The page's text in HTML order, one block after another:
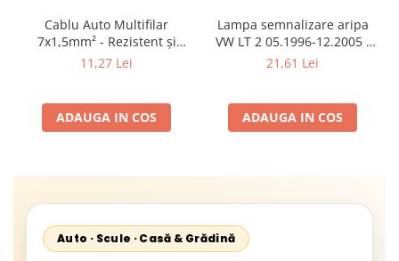
Cablu Auto Multifilar
7x1,5mm² - Rezistent și
Flexibil pentru Remorci 12V-
11,27 Lei
ADAUGA IN COS
Lampa semnalizare aripa
VW LT 2 05.1996-12.2005 ;
Mercedes Sprinter 1995-
Neoplan Euroliner,
Starliner,Centroliner,
21,61 Lei
ADAUGA IN COS
Auto · Scule · Casă & Grădină